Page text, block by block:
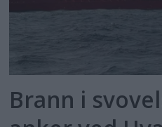
Brann i